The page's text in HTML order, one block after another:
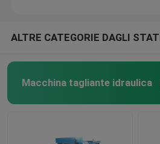
Guanto che fa macchina
ALTRE CATEGORIE DAGLI
Macchina tagliante idraulica